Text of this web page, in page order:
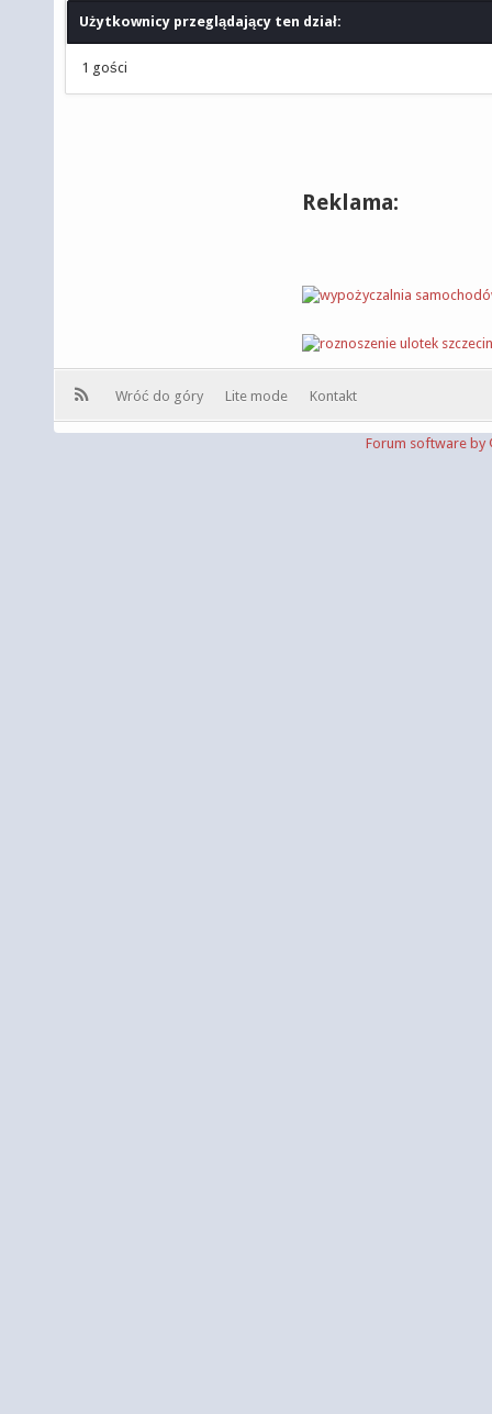
Użytkownicy przeglądający ten dział:
1 gości
Reklama:
Wróć do góry Lite mode Kontakt
Forum software